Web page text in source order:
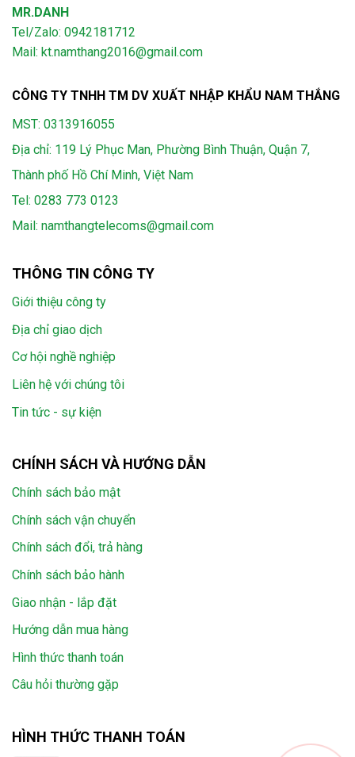
MR.DANH
Tel/Zalo: 0942181712
Mail: kt.namthang2016@gmail.com
CÔNG TY TNHH TM DV XUẤT NHẬP KHẨU NAM THẮNG
MST: 0313916055
Địa chỉ: 119 Lý Phục Man, Phường Bình Thuận, Quận 7,
Thành phố Hồ Chí Minh, Việt Nam
Tel: 0283 773 0123
Mail: namthangtelecoms@gmail.com
THÔNG TIN CÔNG TY
Giới thiệu công ty
Địa chỉ giao dịch
Cơ hội nghề nghiệp
Liên hệ với chúng tôi
Tin tức - sự kiện
CHÍNH SÁCH VÀ HƯỚNG DẪN
Chính sách bảo mật
Chính sách vận chuyển
Chính sách đổi, trả hàng
Chính sách bảo hành
Giao nhận - lắp đặt
Hướng dẫn mua hàng
Hình thức thanh toán
Câu hỏi thường gặp
HÌNH THỨC THANH TOÁN